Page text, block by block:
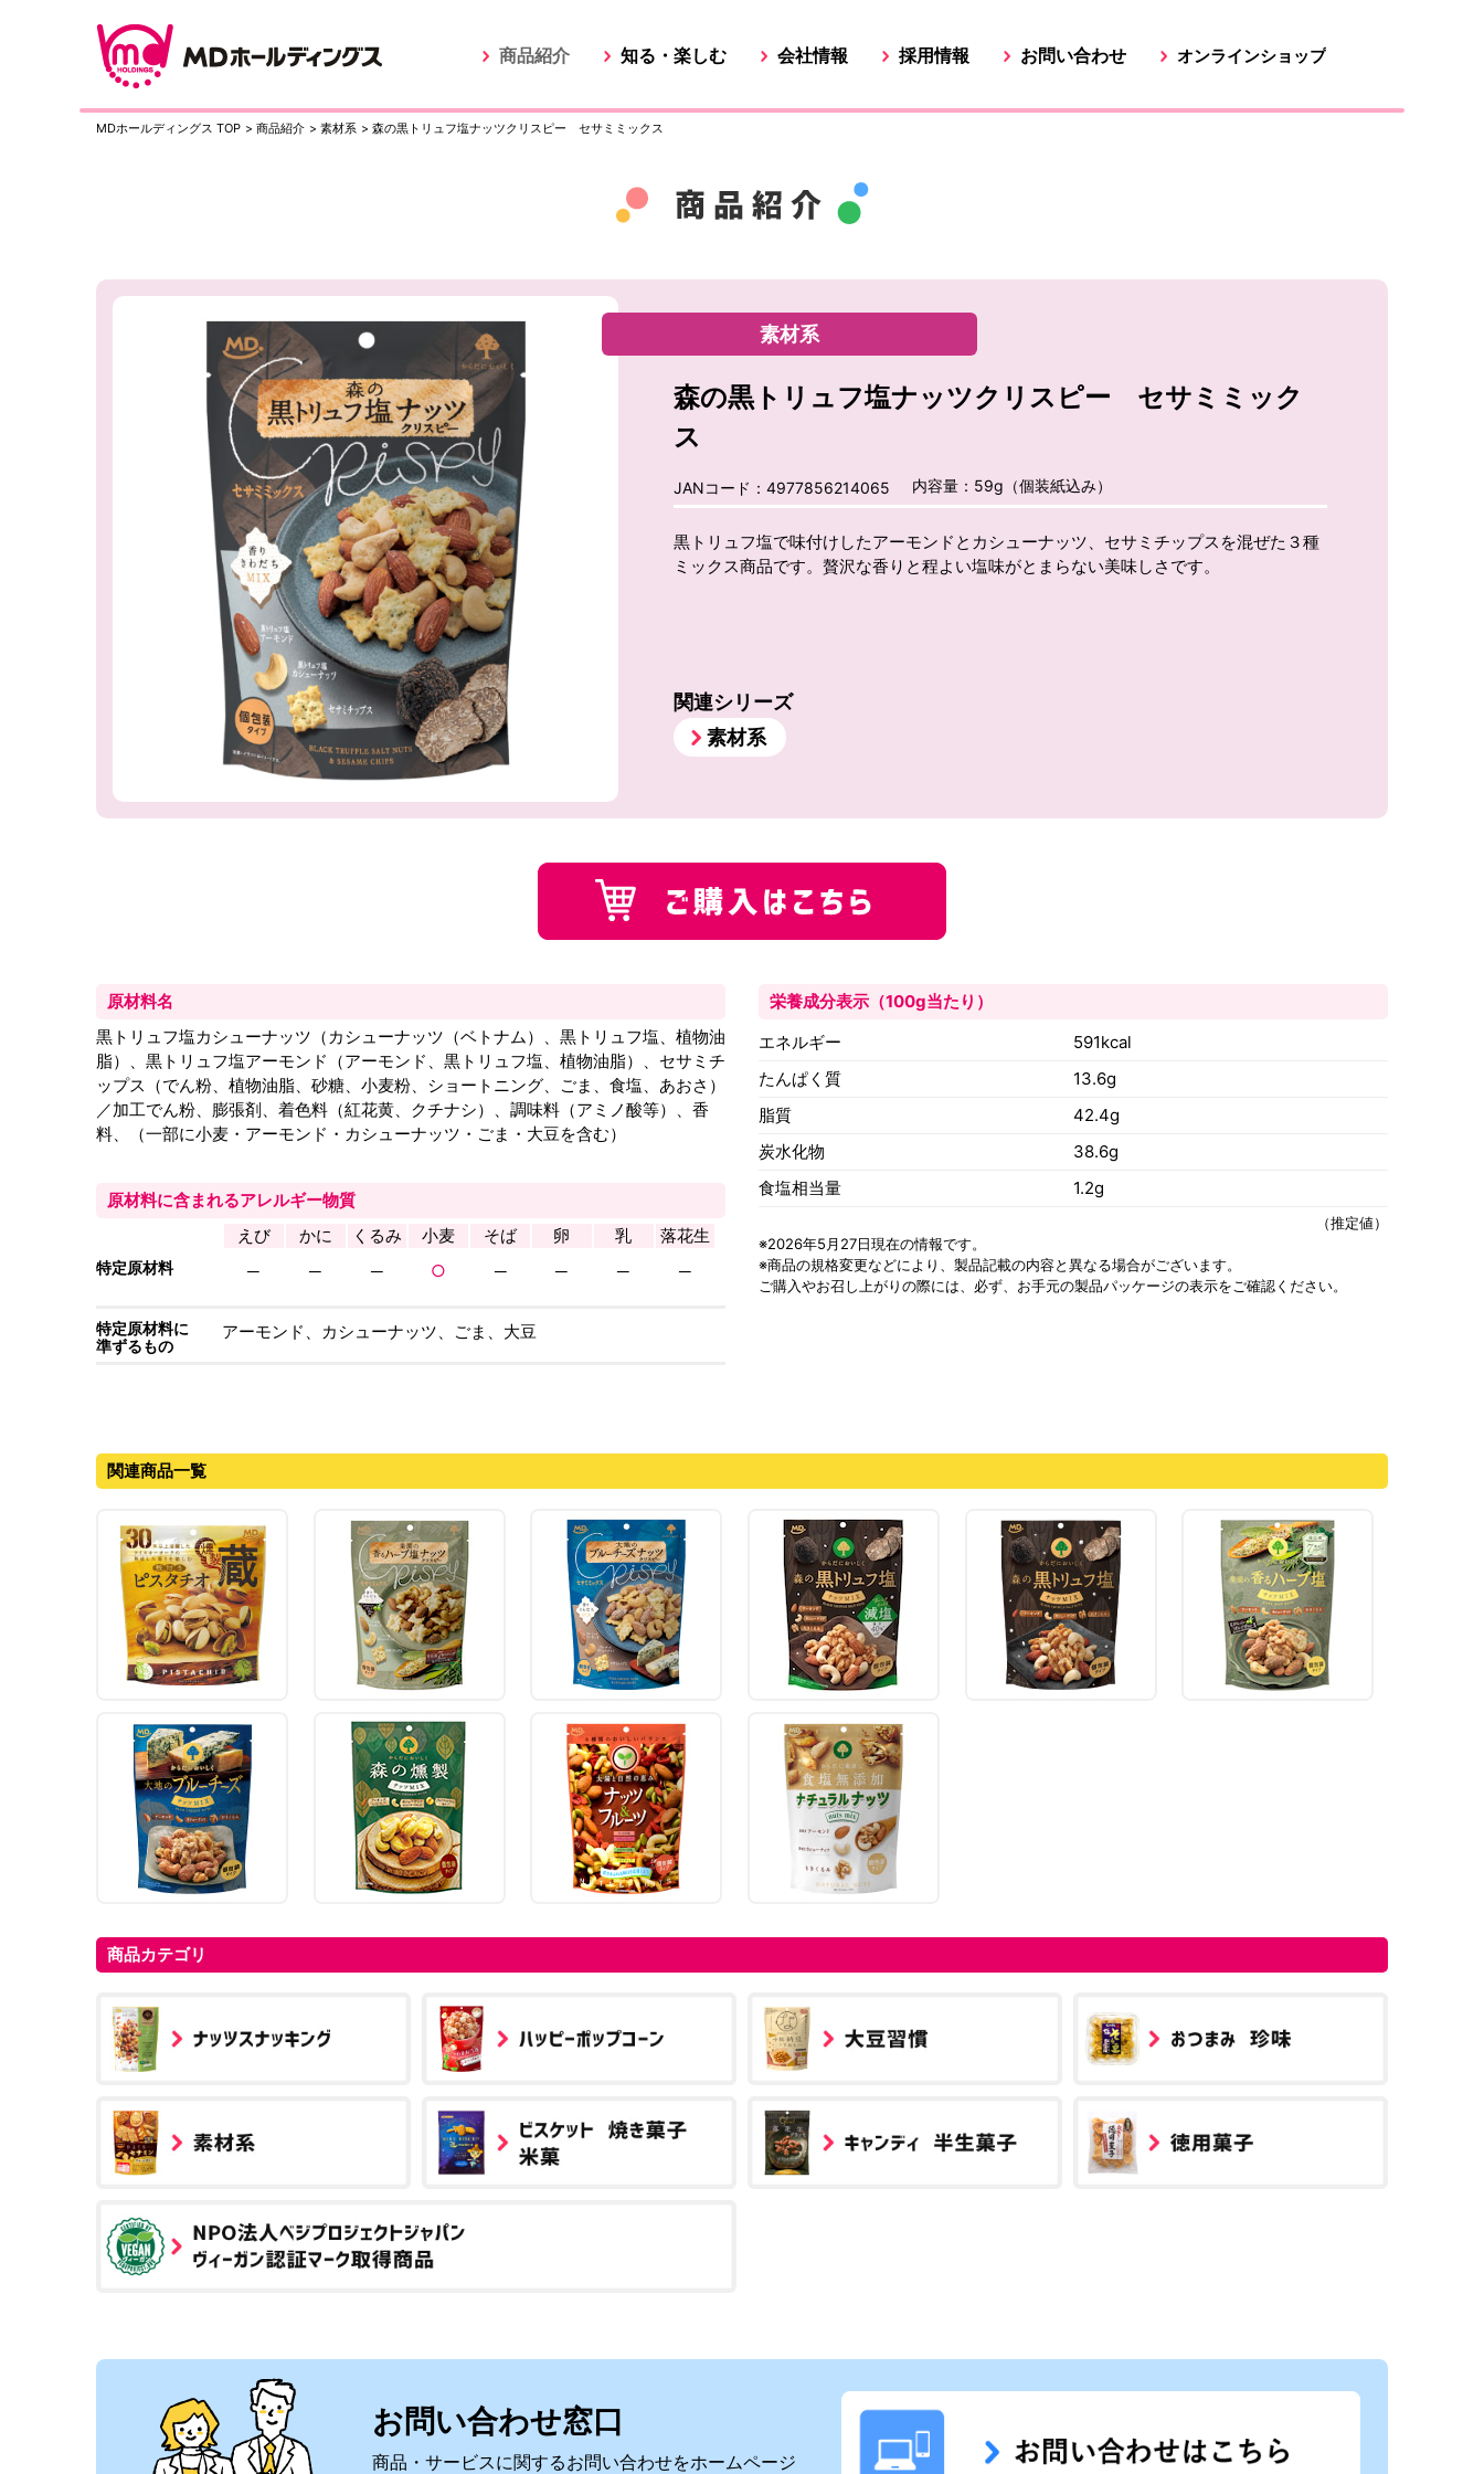
商品紹介 知る・楽しむ 会社情報 採用情報 お問い合わせ オンラインショップ
MDホールディングス TOP > 商品紹介 > 素材系 > 森の黒トリュフ塩ナッツクリスピー セサミミックス
素材系
森の黒トリュフ塩ナッツクリスピー セサミミック
ス
JANコード：4977856214065 内容量：59g（個装紙込み）
黒トリュフ塩で味付けしたアーモンドとカシューナッツ、セサミチップスを混ぜた３種
ミックス商品です。贅沢な香りと程よい塩味がとまらない美味しさです。
関連シリーズ
素材系
原材料名
黒トリュフ塩カシューナッツ（カシューナッツ（ベトナム）、黒トリュフ塩、植物油
脂）、黒トリュフ塩アーモンド（アーモンド、黒トリュフ塩、植物油脂）、セサミチ
ップス（でん粉、植物油脂、砂糖、小麦粉、ショートニング、ごま、食塩、あおさ）
／加工でん粉、膨張剤、着色料（紅花黄、クチナシ）、調味料（アミノ酸等）、香
料、（一部に小麦・アーモンド・カシューナッツ・ごま・大豆を含む）
原材料に含まれるアレルギー物質
特定原材料
えび
─
かに
─
くるみ
─
小麦
○
そば
─
卵
─
乳
─
落花生
─
特定原材料に
準ずるもの
アーモンド、カシューナッツ、ごま、大豆
栄養成分表示（100g当たり）
エネルギー
591kcal
たんぱく質
13.6g
脂質
42.4g
炭水化物
38.6g
食塩相当量
1.2g
（推定値）
※2026年5月27日現在の情報です。
※商品の規格変更などにより、 製品記載の内容と異なる場合がございます。
ご購入やお召し上がりの際には、必ず、お手元の製品パッケージの表示をご確認ください。
関連商品一覧
商品カテゴリ
お問い合わせ窓口
商品・サービスに関するお問い合わせをホームページ